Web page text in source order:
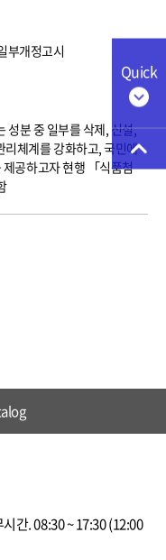
Quick
부개정고시
성분 중 일부를 삭제, 신설,
체계를 강화하고, 국민에
공하고자 현행 「식품첨
간. 08:30 ~ 17:30 (12:00